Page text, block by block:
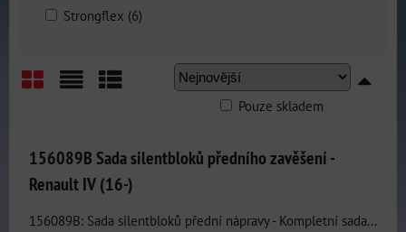
Strongflex (6)
Pouze skladem
156089B Sada silentbloků předního zavěšení -
Renault IV (16-)
156089B: Sada silentbloků přední nápravy - Kompletní sada...